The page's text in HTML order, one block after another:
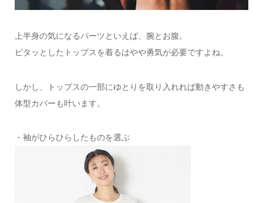
上半身の気になるパーツといえば、腕とお腹。
ピタッとしたトップスを着るはやや勇気が必要ですよね。
しかし、トップスの一部にゆとりを取り入れれば動きやすさも
体型カバーも叶います。
・袖がひらひらしたものを選ぶ